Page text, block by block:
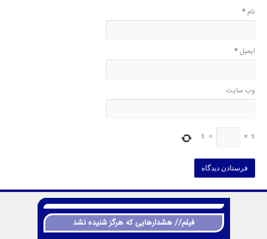
نام*
ایمیل*
وب‌ سایت
4
×
=
4
فیلم// هشدارهایی که هرگز شنیده نشد